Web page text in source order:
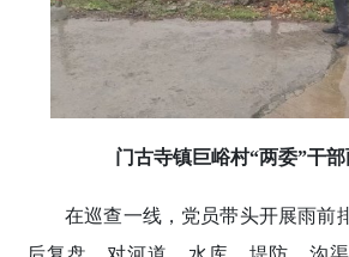
门古寺镇巨峪村“两委”干
在巡查一线，党员带头开展雨前